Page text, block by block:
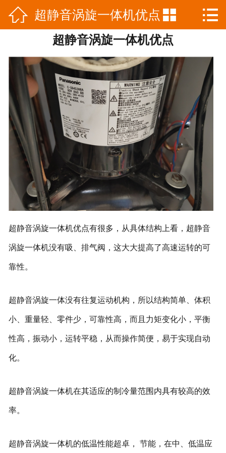
 网站首页
公司简介
产品中心
新闻资讯
工程案例
联系我们
 超静音涡旋一体机优点  
超静音涡旋一体机优点
超静音涡旋一体机优点有很多，从具体结构上看，超静音
涡旋一体机没有吸、排气阀，这大大提高了高速运转的可
靠性。
超静音涡旋一体没有往复运动机构，所以结构简单、体积
小、重量轻、零件少，可靠性高，而且力矩变化小，平衡
性高，振动小，运转平稳，从而操作简便，易于实现自动
化。
超静音涡旋一体机在其适应的制冷量范围内具有较高的效
率。
超静音涡旋一体机的低温性能超卓， 节能，在中、低温应